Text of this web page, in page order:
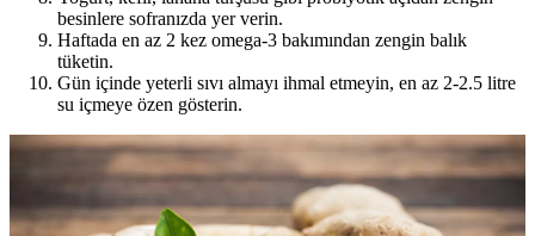
besinlere sofranızda yer verin.
Haftada en az 2 kez omega-3 bakımından zengin balık
tüketin.
Gün içinde yeterli sıvı almayı ihmal etmeyin, en az 2-2.5 litre
su içmeye özen gösterin.